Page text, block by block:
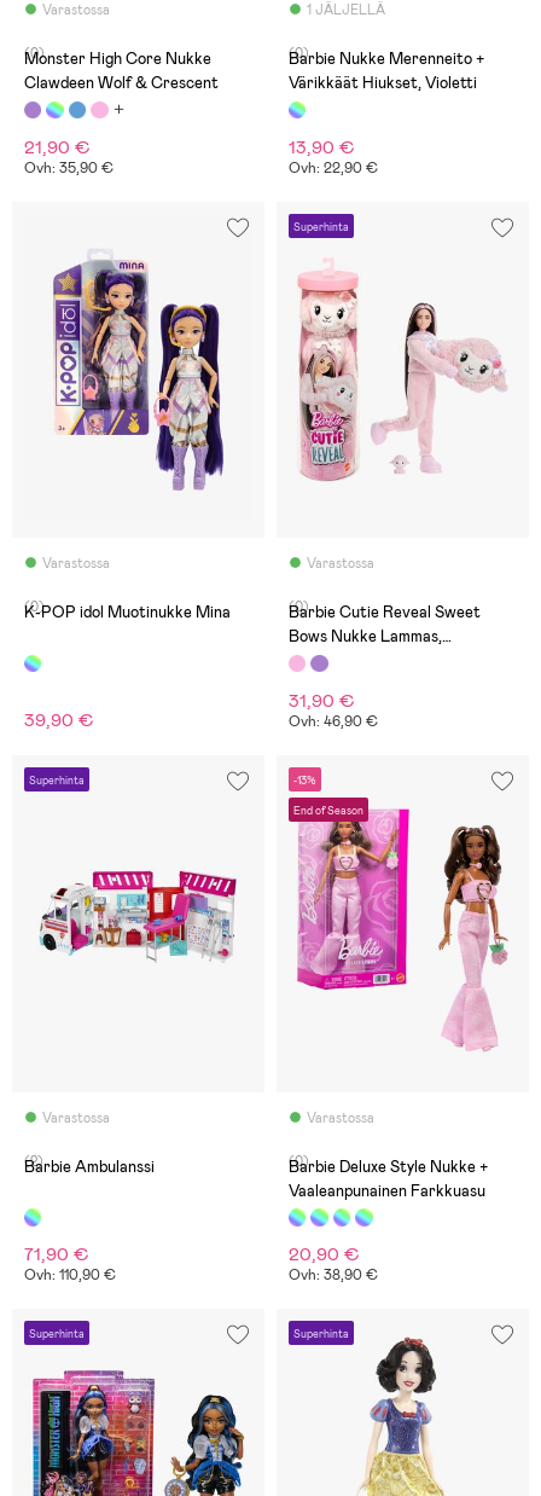
Varastossa
(0)
Monster High Core Nukke
Clawdeen Wolf & Crescent
21,90 €
Ovh: 35,90 €
1 JÄLJELLÄ
(0)
Barbie Nukke Merenneito +
Värikkäät Hiukset, Violetti
13,90 €
Ovh: 22,90 €
Varastossa
(0)
K-POP idol Muotinukke Mina
39,90 €
Superhinta
Varastossa
(0)
Barbie Cutie Reveal Sweet
Bows Nukke Lammas,
Vaaleanpunainen
31,90 €
Ovh: 46,90 €
Superhinta
Varastossa
(2)
Barbie Ambulanssi
71,90 €
Ovh: 110,90 €
-13%
End of Season
Varastossa
(0)
Barbie Deluxe Style Nukke +
Vaaleanpunainen Farkkuasu
20,90 €
Ovh: 38,90 €
Superhinta Superhinta